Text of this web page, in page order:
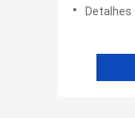
Detalhes do